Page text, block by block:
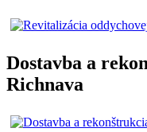
Dostavba a
Richnava